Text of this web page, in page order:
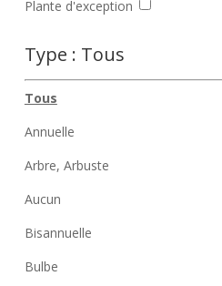
Plante d'exception
Type : Tous
Tous
Annuelle
Arbre, Arbuste
Aucun
Bisannuelle
Bulbe